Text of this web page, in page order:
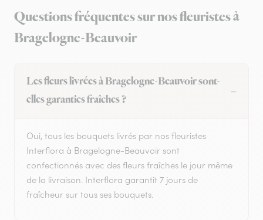
Questions fréquentes sur nos fleuristes à
Bragelogne-Beauvoir
Les fleurs livrées à Bragelogne-Beauvoir sont-
elles garanties fraîches ?
Oui, tous les bouquets livrés par nos fleuristes
Interflora à Bragelogne-Beauvoir sont
confectionnés avec des fleurs fraîches le jour même
de la livraison. Interflora garantit 7 jours de
fraîcheur sur tous ses bouquets.